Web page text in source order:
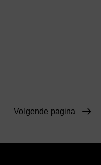
Volgende pagina